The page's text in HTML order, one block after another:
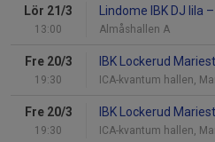
Lör 21/3
13:00
Lindome IBK DJ lila –
Almåshallen A
Fre 20/3
19:30
IBK Lockerud
ICA-kvantum hallen,
Fre 20/3
19:30
IBK Lockerud
ICA-kvantum hallen,